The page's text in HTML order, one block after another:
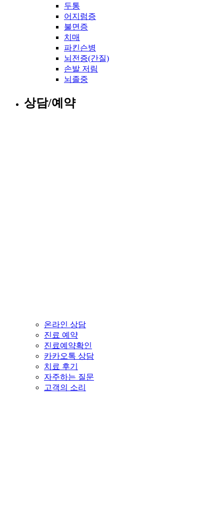
두통
어지럼증
불면증
치매
파킨슨병
뇌전증(간질)
손발 저림
뇌졸중
상담/예약
온라인 상담
진료 예약
진료예약확인
카카오톡 상담
치료 후기
자주하는 질문
고객의 소리